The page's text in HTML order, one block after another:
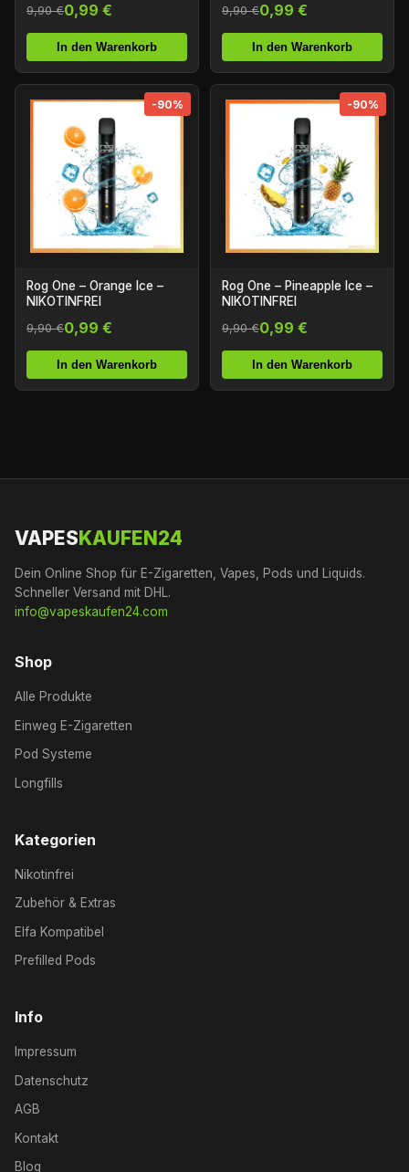
9,90 €0,99 €
In den Warenkorb
9,90 €0,99 €
In den Warenkorb
-90%
Rog One – Orange Ice –
NIKOTINFREI
9,90 €0,99 €
In den Warenkorb
-90%
Rog One – Pineapple Ice –
NIKOTINFREI
9,90 €0,99 €
In den Warenkorb
VAPES KAUFEN24
Dein Online Shop für E-Zigaretten, Vapes, Pods und Liquids.
Schneller Versand mit DHL.
info@vapeskaufen24.com
Shop
Alle Produkte
Einweg E-Zigaretten
Pod Systeme
Longfills
Kategorien
Nikotinfrei
Zubehör & Extras
Elfa Kompatibel
Prefilled Pods
Info
Impressum
Datenschutz
AGB
Kontakt
Blog